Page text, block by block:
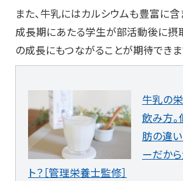
また、牛乳にはカルシウムも豊富に含
成長期にあたる学生が部活動後に摂
の成長にもつながることが期待できま
牛乳の
飲み方
肪の違
ーだか
ト？［管理栄養士監修］